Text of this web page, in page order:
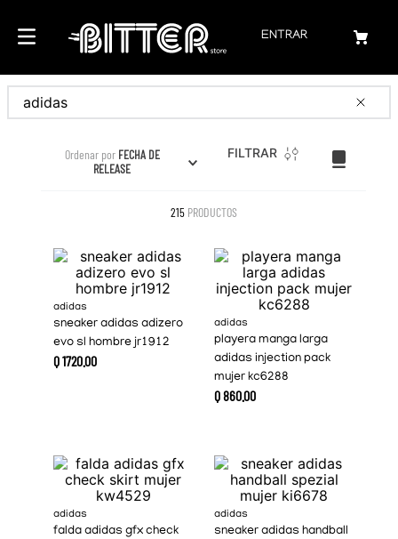
ENTRAR
Buscar
Ordenar por FECHA DE
RELEASE
FILTRAR
215 PRODUCTOS
adidas
sneaker adidas adizero
evo sl hombre jr1912
Q1720.00
adidas
playera manga larga
adidas injection pack
mujer kc6288
Q860.00
adidas
falda adidas gfx check
adidas
sneaker adidas handball